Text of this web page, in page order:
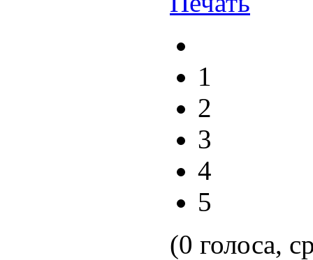
1
2
3
4
5
(0 голоса,